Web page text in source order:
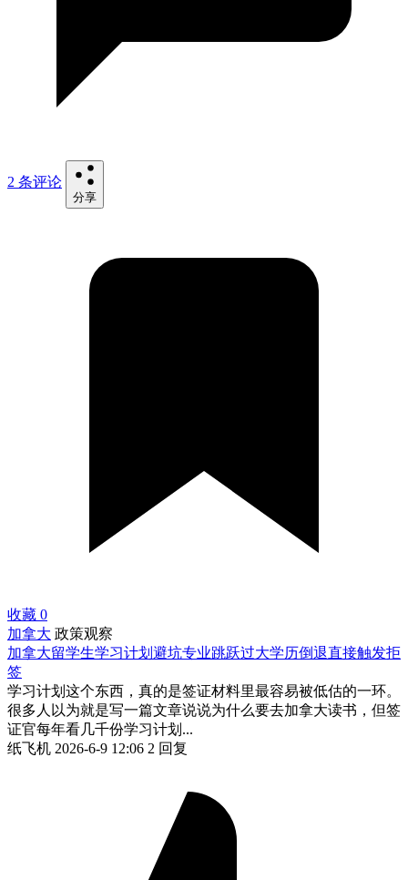
2 条评论
分享
收藏 0
加拿大 政策观察
加拿大留学生学习计划避坑专业跳跃过大学历倒退直接触发拒
签
学习计划这个东西，真的是签证材料里最容易被低估的一环。
很多人以为就是写一篇文章说说为什么要去加拿大读书，但签
证官每年看几千份学习计划...
纸飞机 2026-6-9 12:06 2 回复